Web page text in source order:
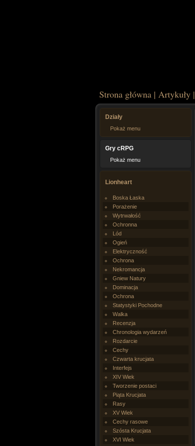
Strona główna | Artykuły |
Działy
Pokaż menu
Gry cRPG
Pokaż menu
Lionheart
Boska Łaska
Porażenie
Wytrwałość
Ochronna
Lód
Ogień
Elektryczność
Ochrona
Nekromancja
Gniew Natury
Dominacja
Ochrona
Statystyki Pochodne
Walka
Recenzja
Chronologia wydarzeń
Rozdarcie
Cechy
Czwarta krucjata
Interfejs
XIV Wiek
Tworzenie postaci
Piąta Krucjata
Rasy
XV Wiek
Cechy rasowe
Szósta Krucjata
XVI Wiek